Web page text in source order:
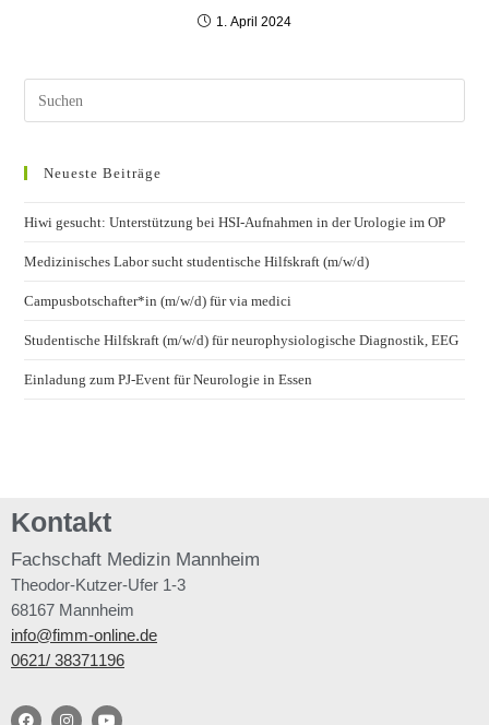
1. April 2024
Neueste Beiträge
Hiwi gesucht: Unterstützung bei HSI-Aufnahmen in der Urologie im OP
Medizinisches Labor sucht studentische Hilfskraft (m/w/d)
Campusbotschafter*in (m/w/d) für via medici
Studentische Hilfskraft (m/w/d) für neurophysiologische Diagnostik, EEG
Einladung zum PJ-Event für Neurologie in Essen
Kontakt
Fachschaft Medizin Mannheim
Theodor-Kutzer-Ufer 1-3
68167 Mannheim
info@fimm-online.de
0621/ 38371196